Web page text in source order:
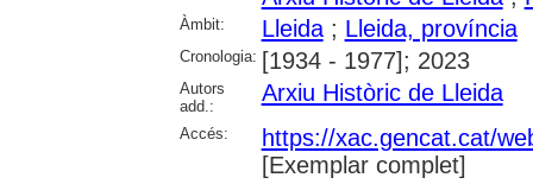
Àmbit: Lleida; Lleida, província
Cronologia: [1934 - 1977]; 2023
Autors
add.:
Arxiu Històric de Lleida
Accés:
https://xac.gencat.cat/
[Exemplar complet]